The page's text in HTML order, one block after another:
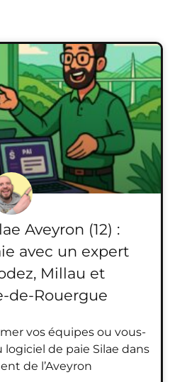
Aveyron (12) :
avec un expert
Millau et
de-Rouergue
vos équipes ou vous-
de paie Silae dans
de l’Aveyron